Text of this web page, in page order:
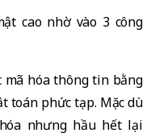
cao nhờ vào 3 công
mã hóa thông tin bằng
toán phức tạp. Mặc dù
nhưng hầu hết lại